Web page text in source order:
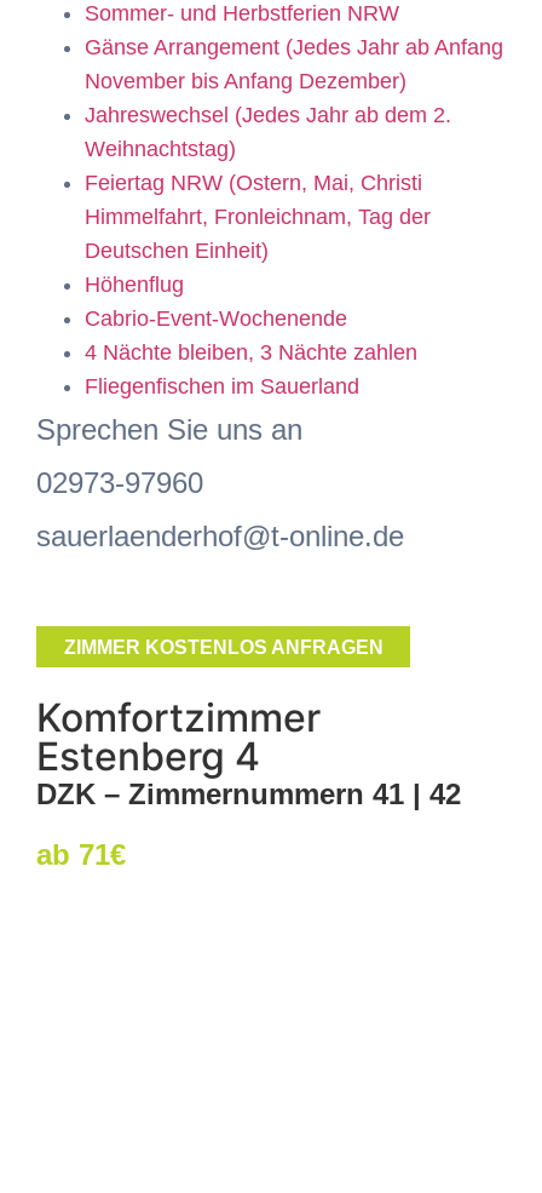
Sommer- und Herbstferien NRW
Gänse Arrangement (Jedes Jahr ab Anfang
November bis Anfang Dezember)
Jahreswechsel (Jedes Jahr ab dem 2.
Weihnachtstag)
Feiertag NRW (Ostern, Mai, Christi
Himmelfahrt, Fronleichnam, Tag der
Deutschen Einheit)
Höhenflug
Cabrio-Event-Wochenende
4 Nächte bleiben, 3 Nächte zahlen
Fliegenfischen im Sauerland
Sprechen Sie uns an
02973-97960
sauerlaenderhof@t-online.de
ZIMMER KOSTENLOS ANFRAGEN
Komfortzimmer
Estenberg 4
DZK – Zimmernummern 41 | 42
ab 71€